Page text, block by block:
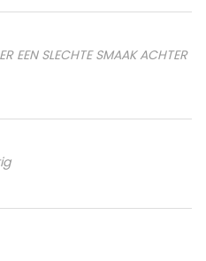
EEN SLECHTE SMAAK ACHTER